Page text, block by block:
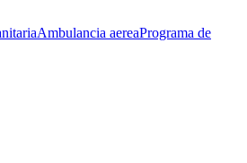
Ambulancia aereaPrograma de